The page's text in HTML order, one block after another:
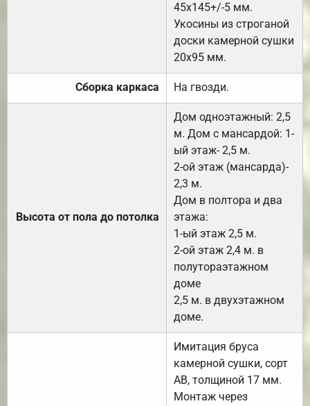
45х145+/-5 мм.
Укосины из строганой
доски камерной сушки
20х95 мм.
Сборка каркаса На гвозди.
Высота от пола до потолка
Дом одноэтажный: 2,5
м. Дом с мансардой: 1-
ый этаж- 2,5 м.
2-ой этаж (мансарда)-
2,3 м.
Дом в полтора и два
этажа:
1-ый этаж 2,5 м.
2-ой этаж 2,4 м. в
полутораэтажном
доме
2,5 м. в двухэтажном
доме.
Имитация бруса
камерной сушки, сорт
АВ, толщиной 17 мм.
Монтаж через